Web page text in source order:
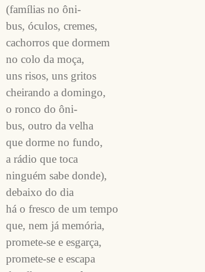
(famílias no ôni-
bus, óculos, cremes,
cachorros que dormem
no colo da moça,
uns risos, uns gritos
cheirando a domingo,
o ronco do ôni-
bus, outro da velha
que dorme no fundo,
a rádio que toca
ninguém sabe donde),
debaixo do dia
há o fresco de um tempo
que, nem já memória,
promete-se e esgarça,
promete-se e escapa